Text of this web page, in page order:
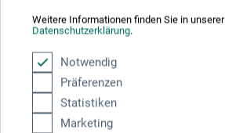
Weitere Informationen finden Sie in unserer
Datenschutzerklärung.
Notwendig
Präferenzen
Statistiken
Marketing